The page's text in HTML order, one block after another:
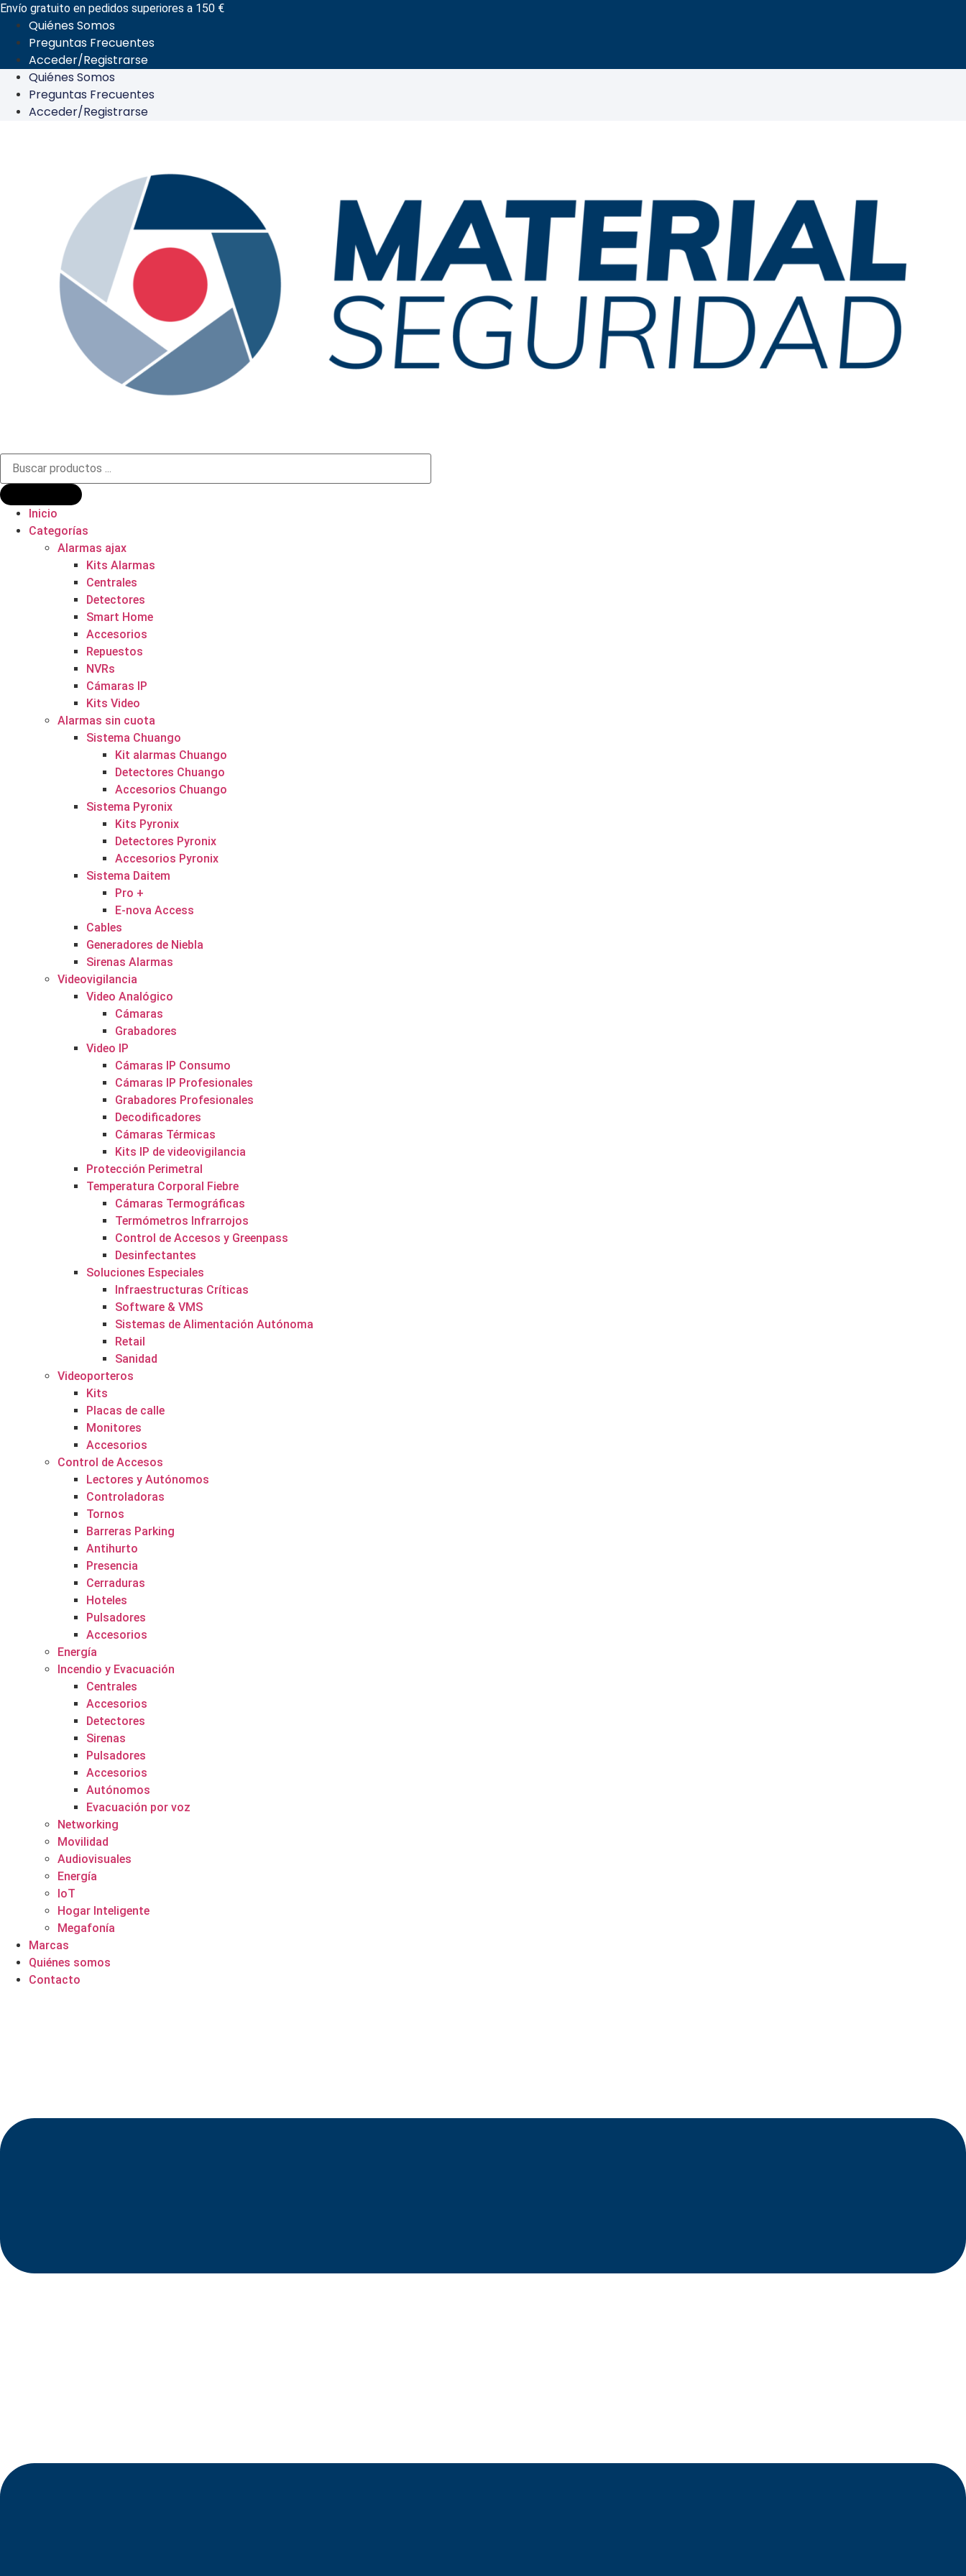
Ir
contenido
Envío gratuito en pedidos superiores a 150 €
Quiénes Somos
Preguntas Frecuentes
Acceder/Registrarse
Quiénes Somos
Preguntas Frecuentes
Acceder/Registrarse
Búsqueda
productos
Inicio
Categorías
Alarmas ajax
Kits Alarmas
Centrales
Detectores
Smart Home
Accesorios
Repuestos
NVRs
Cámaras IP
Kits Video
Alarmas sin cuota
Sistema Chuango
Kit alarmas Chuango
Detectores Chuango
Accesorios Chuango
Sistema Pyronix
Kits Pyronix
Detectores Pyronix
Accesorios Pyronix
Sistema Daitem
Pro +
E-nova Access
Cables
Generadores de Niebla
Sirenas Alarmas
Videovigilancia
Video Analógico
Cámaras
Grabadores
Video IP
Cámaras IP Consumo
Cámaras IP Profesionales
Grabadores Profesionales
Decodificadores
Cámaras Térmicas
Kits IP de videovigilancia
Protección Perimetral
Temperatura Corporal Fiebre
Cámaras Termográficas
Termómetros Infrarrojos
Control de Accesos y Greenpass
Desinfectantes
Soluciones Especiales
Infraestructuras Críticas
Software & VMS
Sistemas de Alimentación Autónoma
Retail
Sanidad
Videoporteros
Kits
Placas de calle
Monitores
Accesorios
Control de Accesos
Lectores y Autónomos
Controladoras
Tornos
Barreras Parking
Antihurto
Presencia
Cerraduras
Hoteles
Pulsadores
Accesorios
Energía
Incendio y Evacuación
Centrales
Accesorios
Detectores
Sirenas
Pulsadores
Accesorios
Autónomos
Evacuación por voz
Networking
Movilidad
Audiovisuales
Energía
IoT
Hogar Inteligente
Megafonía
Marcas
Quiénes somos
Contacto